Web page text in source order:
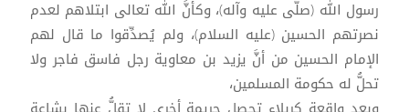
رسول الله (صلَّى عليه وآله)، وكأنَّ الله تعالى ابتلاهم لعدم
نصرتهم الحسين (عليه السلام)، ولم يُصدِّقوا ما قال لهم
الإمام الحسين من أنَّ يزيد بن معاوية رجل فاسق فاجر ولا
تحلُّ له حكومة المسلمين،